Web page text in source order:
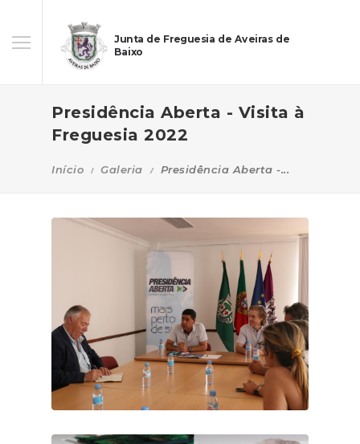
Junta de Freguesia de Aveiras de
Baixo
Presidência Aberta - Visita à
Freguesia 2022
Início Galeria Presidência Aberta -...